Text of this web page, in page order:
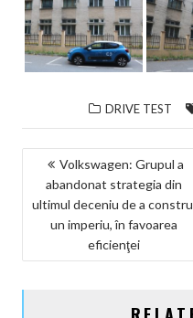
DRIVE TEST
NAVIGARE
ARTICOLE
Volkswagen: Grupul a
abandonat strategia din
ultimul deceniu de a
un imperiu, în favoarea
eficienţei